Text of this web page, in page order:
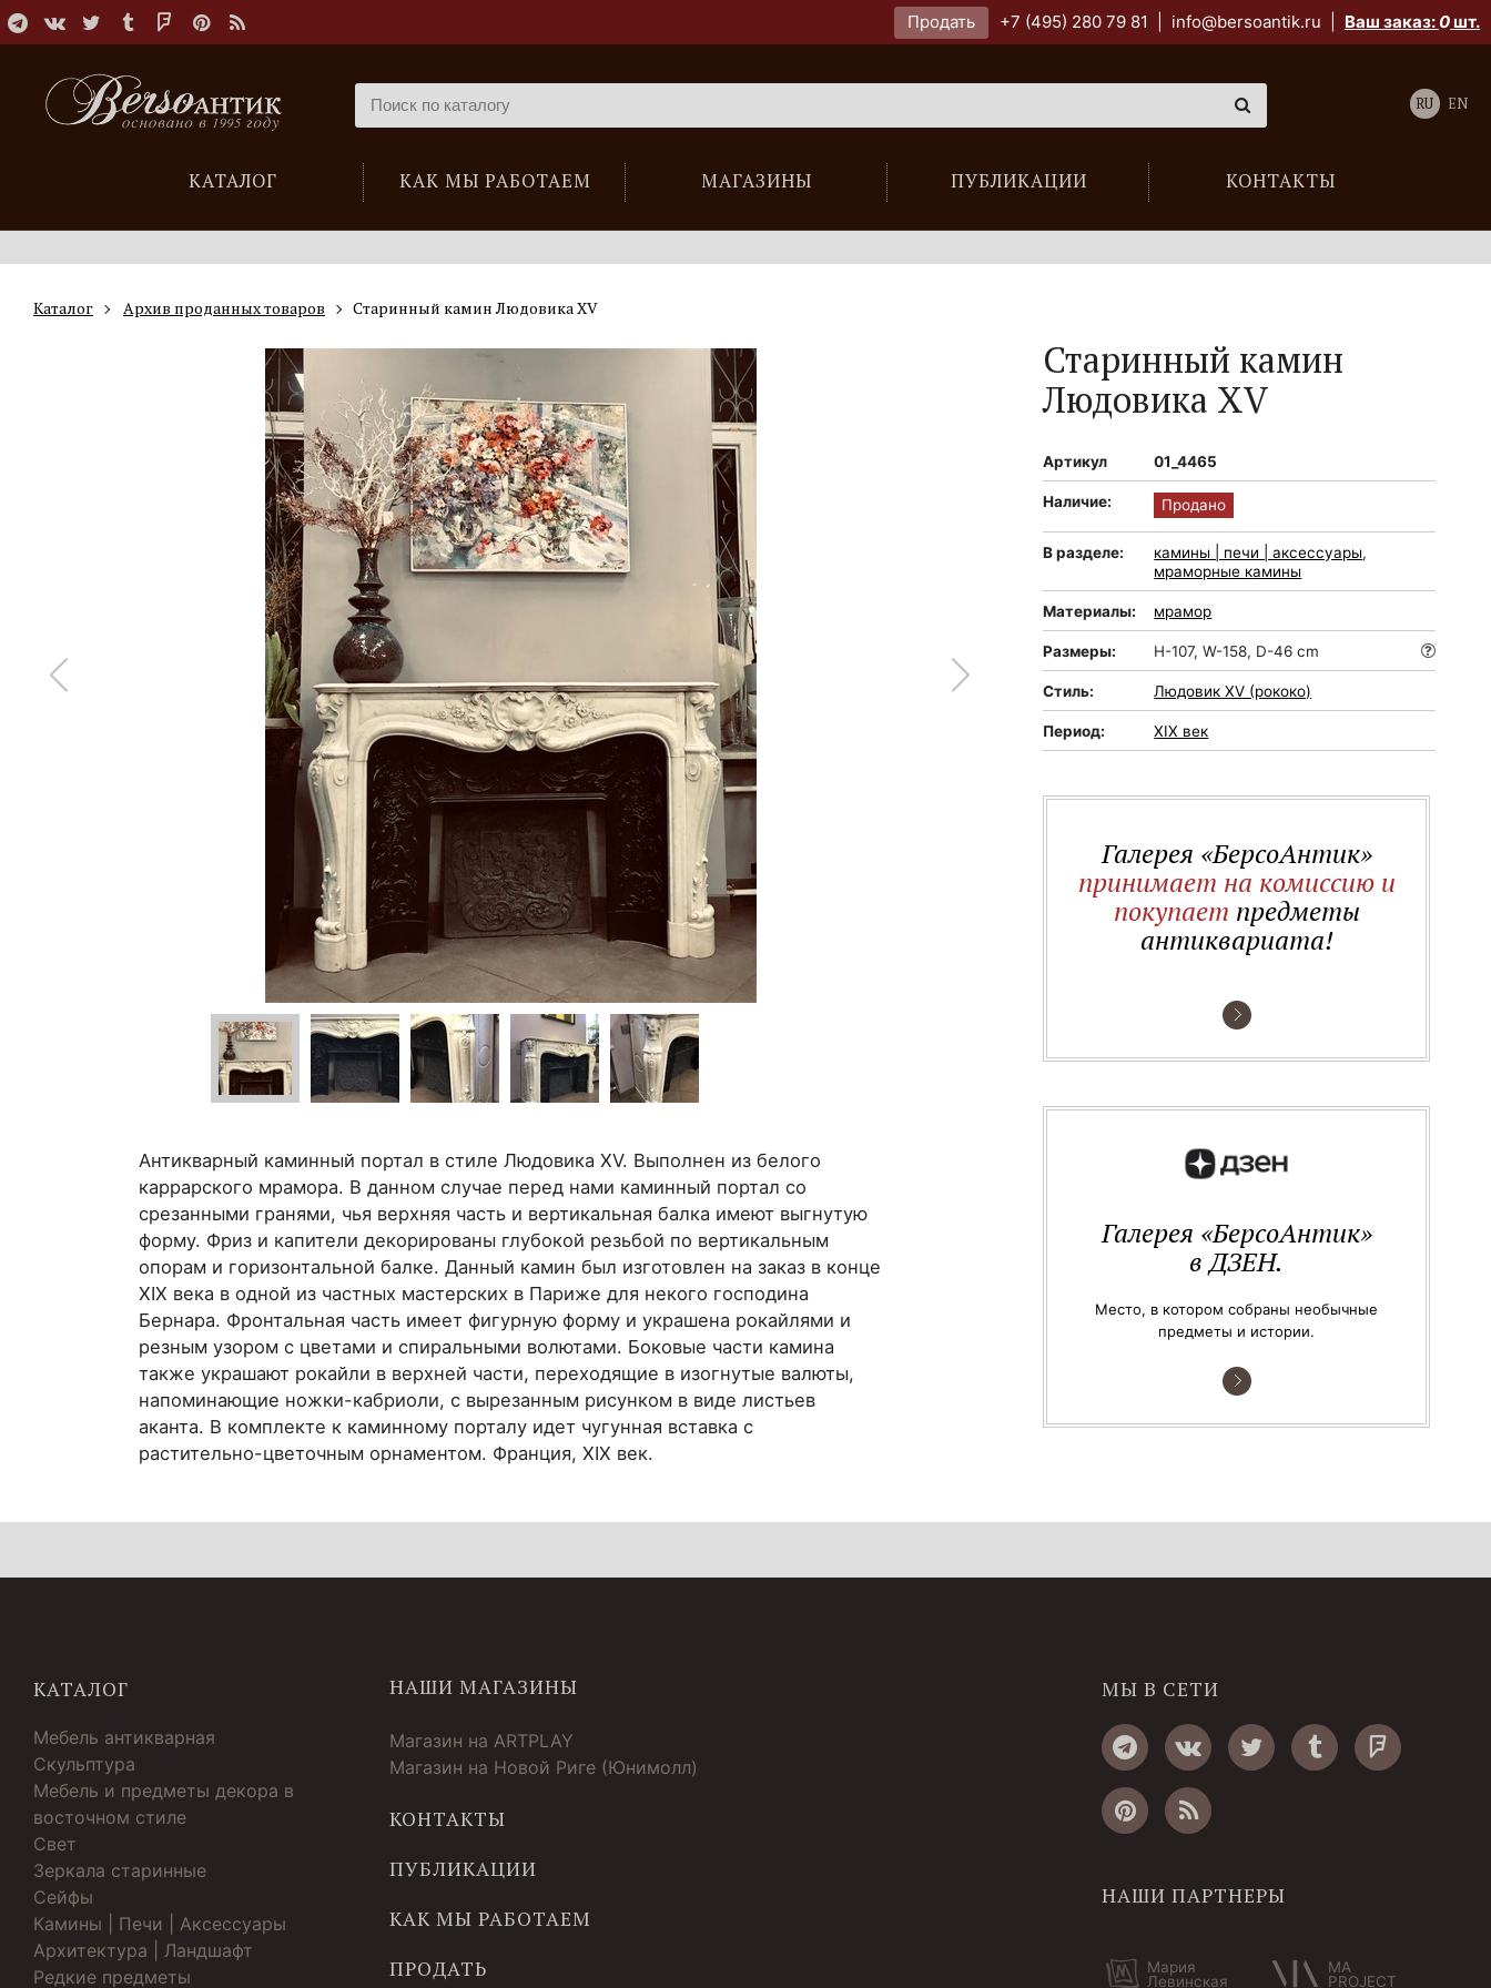
Продать +7 (495) 280 79 81 info@bersoantik.ru Ваш заказ:0шт.
КАТАЛОГ КАК МЫ РАБОТАЕМ МАГАЗИНЫ ПУБЛИКАЦИИ КОНТАКТЫ
RU EN
Каталог Архив проданных товаров Старинный камин Людовика XV
Антикварный каминный портал в стиле Людовика XV. Выполнен из белого
каррарского мрамора. В данном случае перед нами каминный портал со
срезанными гранями, чья верхняя часть и вертикальная балка имеют выгнутую
форму. Фриз и капители декорированы глубокой резьбой по вертикальным
опорам и горизонтальной балке. Данный камин был изготовлен на заказ в конце
XIX века в одной из частных мастерских в Париже для некого господина
Бернара. Фронтальная часть имеет фигурную форму и украшена рокайлями и
резным узором с цветами и спиральными волютами. Боковые части камина
также украшают рокайли в верхней части, переходящие в изогнутые валюты,
напоминающие ножки-кабриоли, с вырезанным рисунком в виде листьев
аканта. В комплекте к каминному порталу идет чугунная вставка с
растительно-цветочным орнаментом. Франция, XIX век.
Старинный камин
Людовика XV
Артикул 01_4465
Наличие: Продано
В разделе: камины | печи | аксессуары,
мраморные камины
Материалы: мрамор
Размеры: H-107, W-158, D-46 cm
Стиль: Людовик XV (рококо)
Период: XIX век
Галерея «БерсоАнтик»
принимает на комиссию и
покупает предметы
антиквариата!
Галерея «БерсоАнтик»
в ДЗЕН.
Место, в котором собраны необычные
предметы и истории.
КАТАЛОГ
Мебель антикварная
Скульптура
Мебель и предметы декора в
восточном стиле
Свет
Зеркала старинные
Cейфы
Камины | Печи | Аксессуары
Архитектура | Ландшафт
Редкие предметы
НАШИ МАГАЗИНЫ
Магазин на ARTPLAY
Магазин на Новой Риге (Юнимолл)
КОНТАКТЫ
ПУБЛИКАЦИИ
КАК МЫ РАБОТАЕМ
ПРОДАТЬ
МЫ В СЕТИ
НАШИ ПАРТНЕРЫ
Мария
Левинская
MA
PROJECT